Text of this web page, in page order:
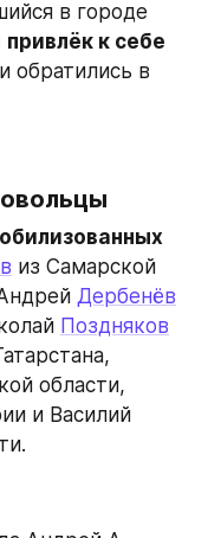
в городе
привлёк к себе
обратились в
из Самарской
Дербенёв
Поздняков
области,